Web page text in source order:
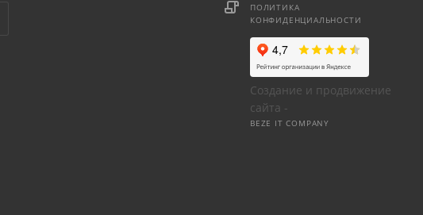
ПОЛИТИКА
КОНФИДЕНЦИАЛЬНОСТИ
Создание и продвижение
сайта -
BEZE IT COMPANY